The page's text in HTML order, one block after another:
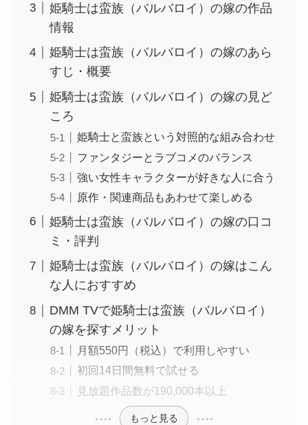
姫騎士は蛮族（バルバロイ）の嫁の作品
情報
姫騎士は蛮族（バルバロイ）の嫁のあら
すじ・概要
姫騎士は蛮族（バルバロイ）の嫁の見ど
ころ
姫騎士と蛮族という対照的な組み合わせ
ファンタジーとラブコメのバランス
強い女性キャラクターが好きな人に合う
原作・関連商品もあわせて楽しめる
姫騎士は蛮族（バルバロイ）の嫁の口コ
ミ・評判
姫騎士は蛮族（バルバロイ）の嫁はこん
な人におすすめ
DMM TVで姫騎士は蛮族（バルバロイ）
の嫁を探すメリット
月額550円（税込）で利用しやすい
初回14日間無料で試せる
見放題作品数が190,000本以上
もっと見る